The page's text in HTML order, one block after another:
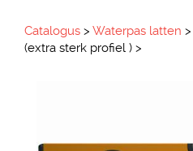
Catalogus > Waterpas latten >
(extra sterk profiel ) >